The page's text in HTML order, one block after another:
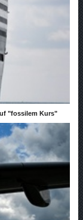
"fossilem Kurs"